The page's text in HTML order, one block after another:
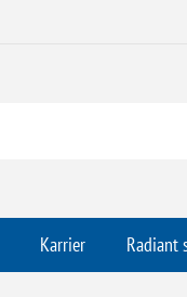
Karrier Radiant